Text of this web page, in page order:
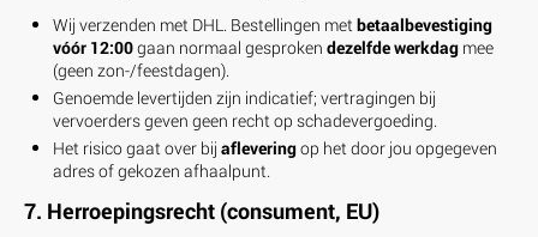
Wij verzenden met DHL. Bestellingen metbetaalbevestiging
vóór 12:00gaan normaal gesproken dezelfde werkdag mee
(geen zon-/feestdagen).
Genoemde levertijden zijn indicatief; vertragingen bij
vervoerders geven geen recht op schadevergoeding.
Het risico gaat over bij afleveringop het door jou opgegeven
adres of gekozen afhaalpunt.
7. Herroepingsrecht (consument, EU)